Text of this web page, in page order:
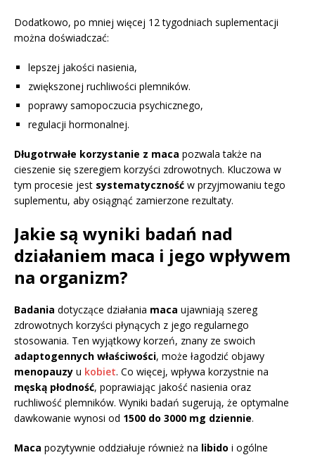
Dodatkowo, po mniej więcej 12 tygodniach suplementacji
można doświadczać:
lepszej jakości nasienia,
zwiększonej ruchliwości plemników.
poprawy samopoczucia psychicznego,
regulacji hormonalnej.
Długotrwałe korzystanie z maca pozwala także na
cieszenie się szeregiem korzyści zdrowotnych. Kluczowa w
tym procesie jest systematyczność w przyjmowaniu tego
suplementu, aby osiągnąć zamierzone rezultaty.
Jakie są wyniki badań nad
działaniem maca i jego wpływem
na organizm?
Badania dotyczące działania maca ujawniają szereg
zdrowotnych korzyści płynących z jego regularnego
stosowania. Ten wyjątkowy korzeń, znany ze swoich
adaptogennych właściwości, może łagodzić objawy
menopauzy u kobiet. Co więcej, wpływa korzystnie na
męską płodność, poprawiając jakość nasienia oraz
ruchliwość plemników. Wyniki badań sugerują, że optymalne
dawkowanie wynosi od 1500 do 3000 mg dziennie.
Maca pozytywnie oddziałuje również na libido i ogólne